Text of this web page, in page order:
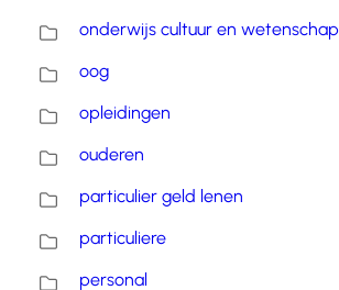
onderwijs cultuur en wetenschap
oog
opleidingen
ouderen
particulier geld lenen
particuliere
personal